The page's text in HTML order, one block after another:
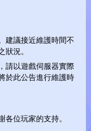
...
建議接近維護時間不
狀況。
請以遊戲伺服器實際
於此公告進行維護時
位玩家的支持。